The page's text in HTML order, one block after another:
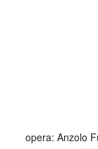
opera: Anzolo